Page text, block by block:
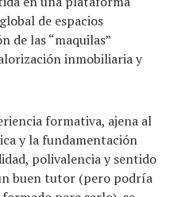
de espacios
de las “maquilas”
inmobiliaria y
formativa, ajena al
y la fundamentación
polivalencia y sentido
buen tutor (pero podría